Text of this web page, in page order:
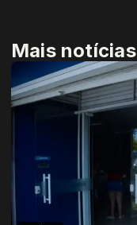
Mais notícias